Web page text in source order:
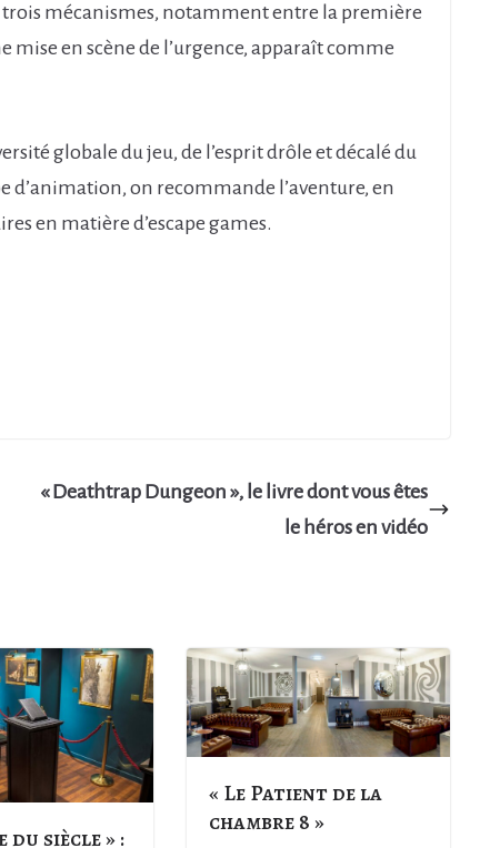
mécanismes, notamment entre la première
en scène de l’urgence, apparaît comme
globale du jeu, de l’esprit drôle et décalé du
d’animation, on recommande l’aventure, en
en matière d’escape games.
« Deathtrap Dungeon », le livre dont vous êtes
le héros en vidéo
du siècle » :
« Le Patient de la
chambre 8 »